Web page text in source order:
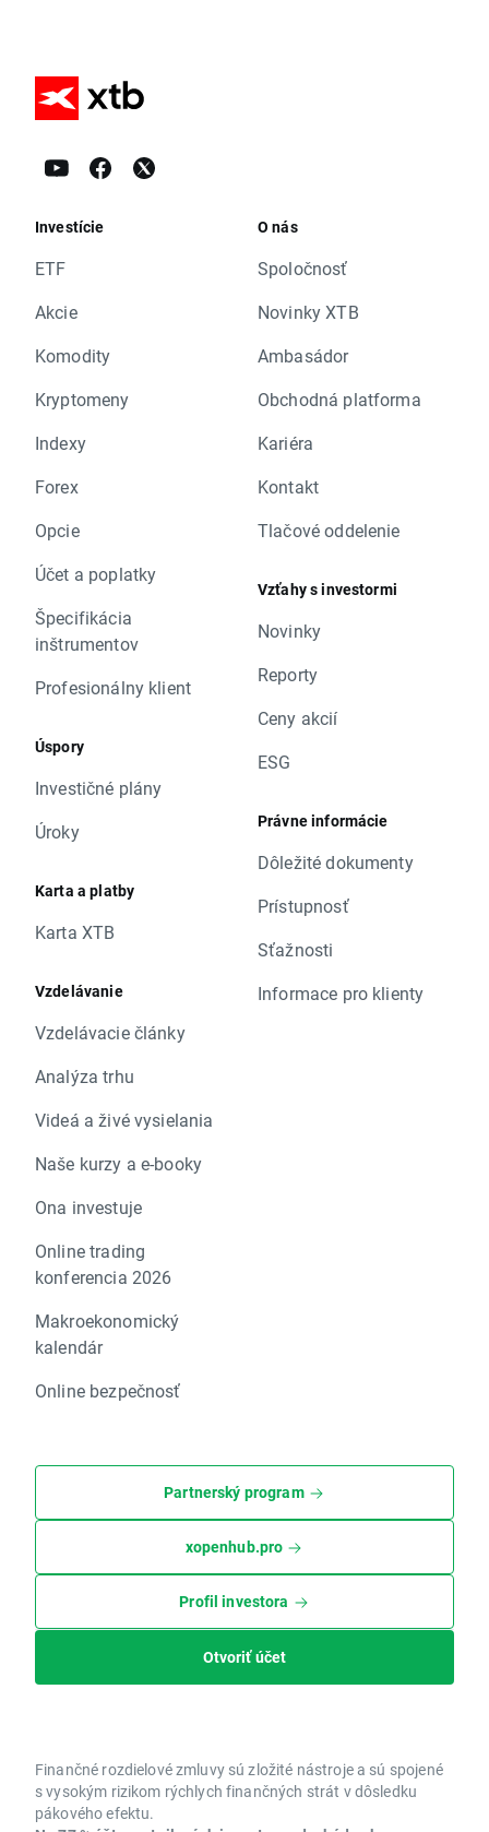
Investície
ETF
Akcie
Komodity
Kryptomeny
Indexy
Forex
Opcie
Účet a poplatky
Špecifikácia
inštrumentov
Profesionálny klient
Úspory
Investičné plány
Úroky
Karta a platby
Karta XTB
Vzdelávanie
Vzdelávacie články
Analýza trhu
Videá a živé vysielania
Naše kurzy a e-booky
Ona investuje
Online trading
konferencia 2026
Makroekonomický
kalendár
Online bezpečnosť
O nás
Spoločnosť
Novinky XTB
Ambasádor
Obchodná platforma
Kariéra
Kontakt
Tlačové oddelenie
Vzťahy s investormi
Novinky
Reporty
Ceny akcií
ESG
Právne informácie
Dôležité dokumenty
Prístupnosť
Sťažnosti
Informace pro klienty
Partnerský program
xopenhub.pro
Profil investora
Otvoriť účet
Finančné rozdielové zmluvy sú zložité nástroje a sú spojené
s vysokým rizikom rýchlych finančných strát v dôsledku
pákového efektu.